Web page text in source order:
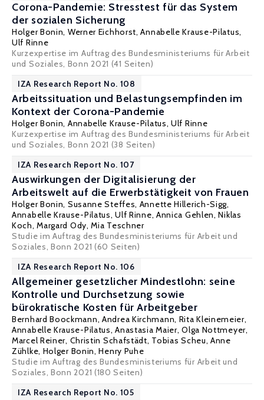
Corona-Pandemie: Stresstest für das System
der sozialen Sicherung
Holger Bonin, Werner Eichhorst,Annabelle Krause-Pilatus,
Ulf Rinne
Kurzexpertise im Auftrag des Bundesministeriums für Arbeit
und Soziales, Bonn 2021 (41 Seiten)
IZA Research Report No. 108
Arbeitssituation und Belastungsempfinden im
Kontext der Corona-Pandemie
Holger Bonin, Annabelle Krause-Pilatus,Ulf Rinne
Kurzexpertise im Auftrag des Bundesministeriums für Arbeit
und Soziales, Bonn 2021 (38 Seiten)
IZA Research Report No. 107
Auswirkungen der Digitalisierung der
Arbeitswelt auf die Erwerbstätigkeit von Frauen
Holger Bonin, Susanne Steffes, Annette Hillerich-Sigg,
Annabelle Krause-Pilatus,Ulf Rinne, Annica Gehlen,Niklas
Koch,Margard Ody,Mia Teschner
Studie im Auftrag des Bundesministeriums für Arbeit und
Soziales, Bonn 2021 (60 Seiten)
IZA Research Report No. 106
Allgemeiner gesetzlicher Mindestlohn: seine
Kontrolle und Durchsetzung sowie
bürokratische Kosten für Arbeitgeber
Bernhard Boockmann,Andrea Kirchmann, Rita Kleinemeier,
Annabelle Krause-Pilatus, Anastasia Maier,Olga Nottmeyer,
Marcel Reiner, Christin Schafstädt, Tobias Scheu, Anne
Zühlke, Holger Bonin, Henry Puhe
Studie im Auftrag des Bundesministeriums für Arbeit und
Soziales, Bonn 2021 (180 Seiten)
IZA Research Report No. 105